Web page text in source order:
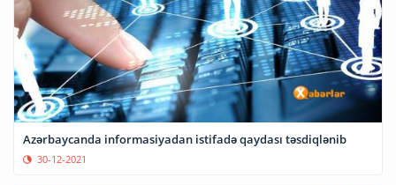
Azərbaycanda informasiyadan istifadə qaydası təsdiqlənib
30-12-2021